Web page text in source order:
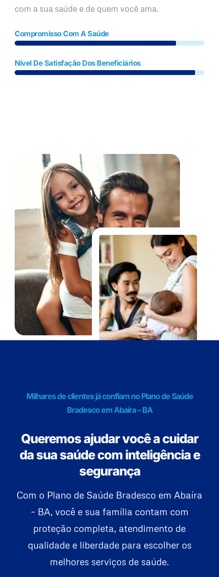
com a sua saúde e de quem você ama.
Compromisso Com A Saúde
Nível De Satisfação Dos Beneficiários
Milhares de clientes já confiam no Plano de Saúde
Bradesco em Abaíra – BA
Queremos ajudar você a cuidar
da sua saúde com inteligência e
segurança
Com o Plano de Saúde Bradesco em Abaíra
– BA, você e sua família contam com
proteção completa, atendimento de
qualidade e liberdade para escolher os
melhores serviços de saúde.